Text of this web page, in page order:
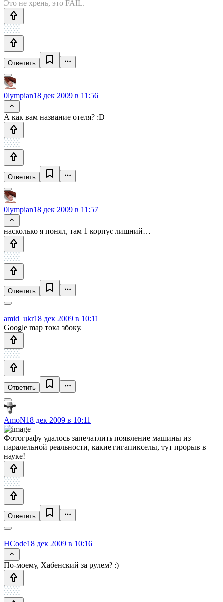
Это не хрень, это FAIL.
Ответить
0lympian18 дек 2009 в 11:56
А как вам название отеля? :D
Ответить
0lympian18 дек 2009 в 11:57
насколько я понял, там 1 корпус лишний…
Ответить
amid_ukr18 дек 2009 в 10:11
Google map тока збоку.
Ответить
AmoN18 дек 2009 в 10:11
Фотографу удалось запечатлить появление машины из
паралельной реальности, какие гигапикселы, тут прорыв в
науке!
Ответить
HCode18 дек 2009 в 10:16
По-моему, Хабенский за рулем? :)